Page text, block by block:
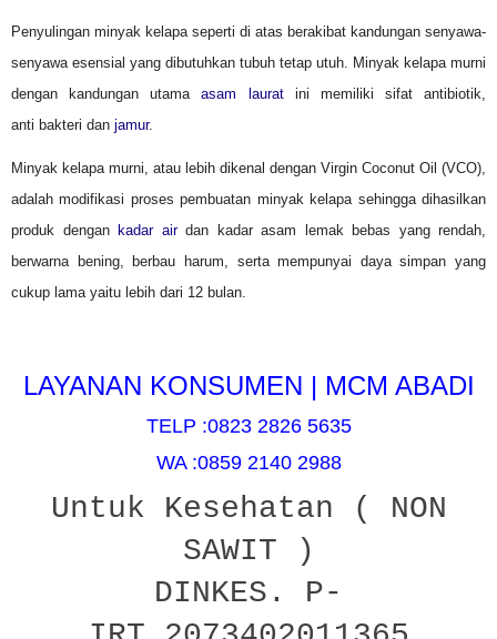
Penyulingan minyak kelapa seperti di atas berakibat kandungan senyawa-
senyawa esensial yang dibutuhkan tubuh tetap utuh. Minyak kelapa murni
dengan kandungan utamaasam lauratini memiliki sifat antibiotik,
anti bakteri dan jamur.
Minyak kelapa murni, atau lebih dikenal dengan Virgin Coconut Oil (VCO),
adalah modifikasi proses pembuatan minyak kelapa sehingga dihasilkan
produk dengan kadar airdan kadar asam lemak bebas yang rendah,
berwarna bening, berbau harum, serta mempunyai daya simpan yang
cukup lama yaitu lebih dari 12 bulan.
LAYANAN KONSUMEN | MCM ABADI
TELP :0823 2826 5635
WA :0859 2140 2988
Untuk Kesehatan ( NON
SAWIT )
DINKES. P-